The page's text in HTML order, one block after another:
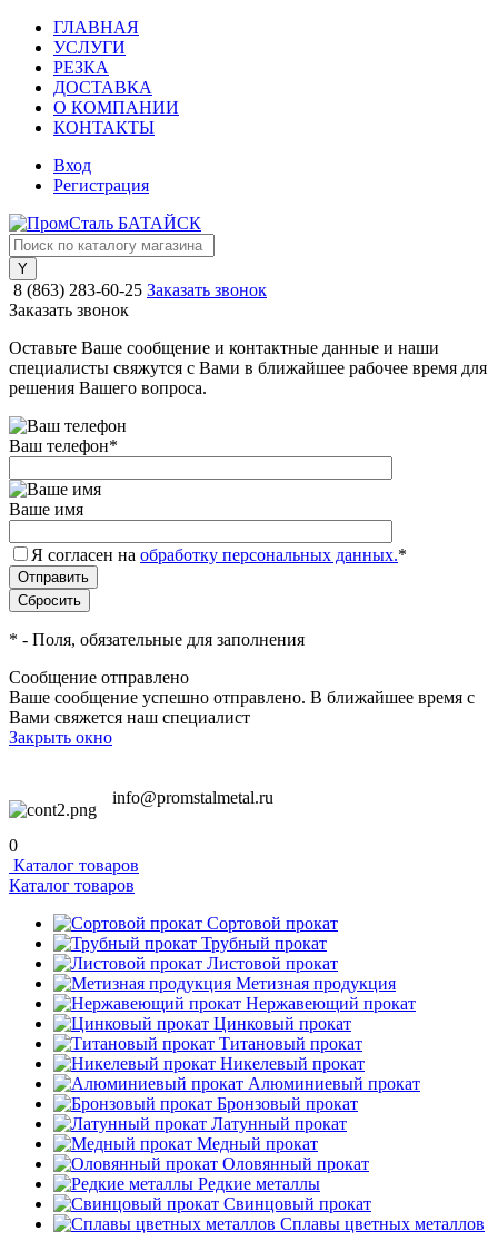
ГЛАВНАЯ
УСЛУГИ
РЕЗКА
ДОСТАВКА
О КОМПАНИИ
КОНТАКТЫ
Вход
Регистрация
8 (863) 283-60-25 Заказать звонок
Заказать звонок
Оставьте Ваше сообщение и контактные данные и наши
специалисты свяжутся с Вами в ближайшее рабочее время для
решения Вашего вопроса.
Ваш телефон*
Ваше имя
Я согласен на обработку персональных данных.*
* - Поля, обязательные для заполнения
Сообщение отправлено
Ваше сообщение успешно отправлено. В ближайшее время с
Вами свяжется наш специалист
Закрыть окно
info@promstalmetal.ru
0
Каталог товаров
Каталог товаров
Сортовой прокат
Трубный прокат
Листовой прокат
Метизная продукция
Нержавеющий прокат
Цинковый прокат
Титановый прокат
Никелевый прокат
Алюминиевый прокат
Бронзовый прокат
Латунный прокат
Медный прокат
Оловянный прокат
Редкие металлы
Свинцовый прокат
Сплавы цветных металлов